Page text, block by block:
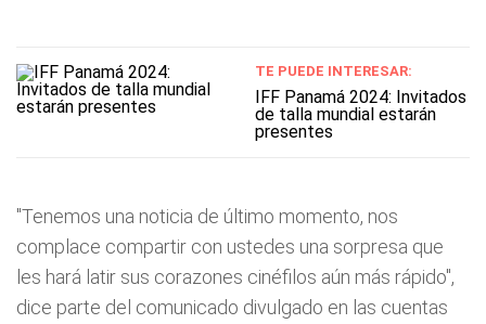
TE PUEDE INTERESAR:
IFF Panamá 2024: Invitados
de talla mundial estarán
presentes
"Tenemos una noticia de último momento, nos
complace compartir con ustedes una sorpresa que
les hará latir sus corazones cinéfilos aún más rápido",
dice parte del comunicado divulgado en las cuentas